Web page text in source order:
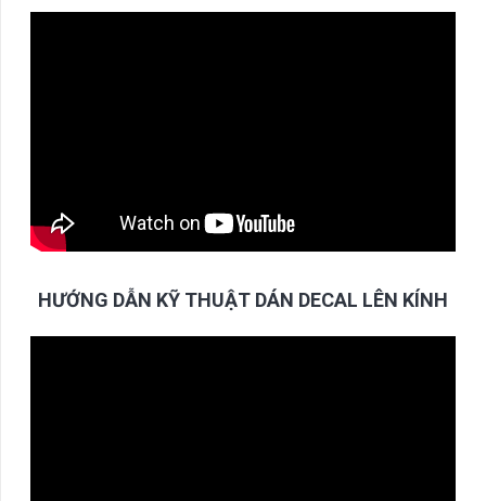
HƯỚNG DẪN KỸ THUẬT DÁN DECAL LÊN KÍNH